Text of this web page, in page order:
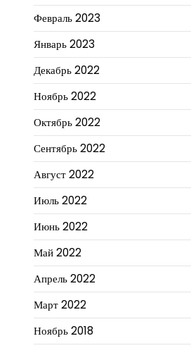
Февраль 2023
Январь 2023
Декабрь 2022
Ноябрь 2022
Октябрь 2022
Сентябрь 2022
Август 2022
Июль 2022
Июнь 2022
Май 2022
Апрель 2022
Март 2022
Ноябрь 2018